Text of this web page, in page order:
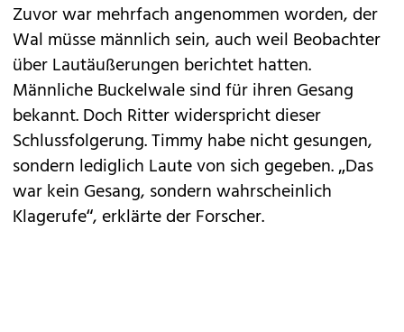
Zuvor war mehrfach angenommen worden, der
Wal müsse männlich sein, auch weil Beobachter
über Lautäußerungen berichtet hatten.
Männliche Buckelwale sind für ihren Gesang
bekannt. Doch Ritter widerspricht dieser
Schlussfolgerung. Timmy habe nicht gesungen,
sondern lediglich Laute von sich gegeben. „Das
war kein Gesang, sondern wahrscheinlich
Klagerufe“, erklärte der Forscher.